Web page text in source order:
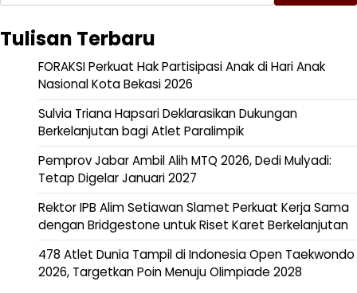
Tulisan Terbaru
FORAKSI Perkuat Hak Partisipasi Anak di Hari Anak
Nasional Kota Bekasi 2026
Sulvia Triana Hapsari Deklarasikan Dukungan
Berkelanjutan bagi Atlet Paralimpik
Pemprov Jabar Ambil Alih MTQ 2026, Dedi Mulyadi:
Tetap Digelar Januari 2027
Rektor IPB Alim Setiawan Slamet Perkuat Kerja Sama
dengan Bridgestone untuk Riset Karet Berkelanjutan
478 Atlet Dunia Tampil di Indonesia Open Taekwondo
2026, Targetkan Poin Menuju Olimpiade 2028